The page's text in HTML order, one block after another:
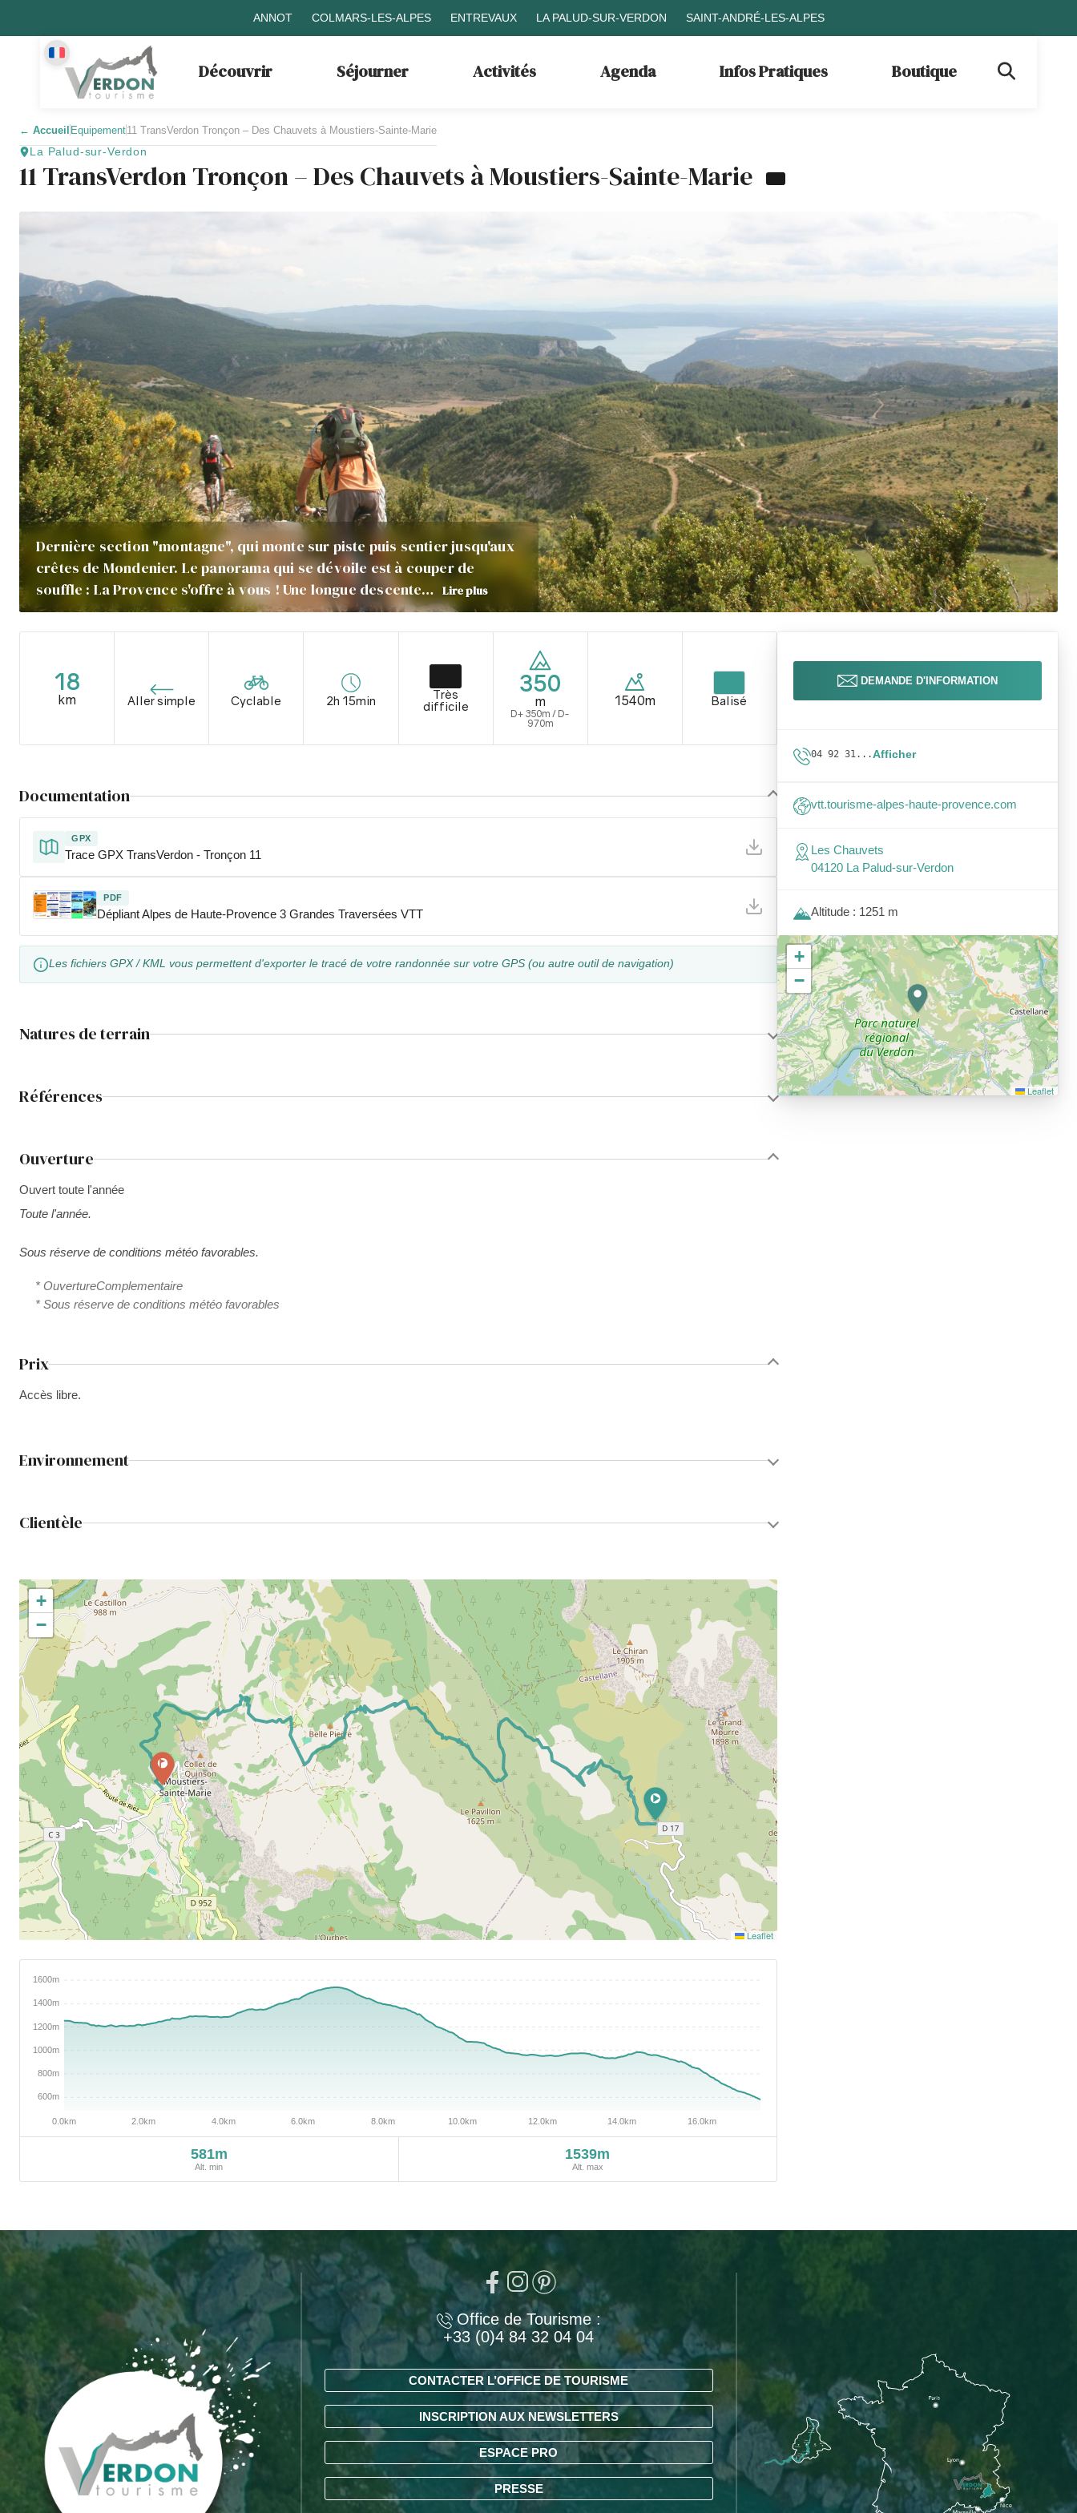
ANNOT COLMARS-LES-ALPES ENTREVAUX LA PALUD-SUR-VERDON SAINT-ANDRÉ-LES-ALPES
Découvrir Séjourner Activités Agenda Infos Pratiques Boutique
← Accueil Equipement11 TransVerdon Tronçon – Des Chauvets à Moustiers-Sainte-Marie
La Palud-sur-Verdon
11 TransVerdon Tronçon – Des Chauvets à Moustiers-Sainte-Marie
Dernière section "montagne", qui monte sur piste puis sentier jusqu'aux
crêtes de Mondenier. Le panorama qui se dévoile est à couper de
souffle : La Provence s'offre à vous ! Une longue descente… Lire plus
18
km Aller simple Cyclable 2h 15min
Très
difficile
350
m
D+ 350m / D-
970m
1540m Balisé
Documentation
GPX
Trace GPX TransVerdon - Tronçon 11
PDF
Dépliant Alpes de Haute-Provence 3 Grandes Traversées VTT
Les fichiers GPX / KML vous permettent d'exporter le tracé de votre randonnée sur votre GPS (ou autre outil de navigation)
Natures de terrain
Références
Ouverture
Ouvert toute l'année
Toute l'année.
Sous réserve de conditions météo favorables.
* OuvertureComplementaire
* Sous réserve de conditions météo favorables
Prix
Accès libre.
Environnement
Clientèle
+
−
Leaflet
581m
Alt. min
1539m
Alt. max
DEMANDE D'INFORMATION
04 92 31...Afficher
vtt.tourisme-alpes-haute-provence.com
Les Chauvets
04120 La Palud-sur-Verdon
Altitude : 1251 m
+
−
Leaflet
Office de Tourisme :
+33 (0)4 84 32 04 04
CONTACTER L’OFFICE DE TOURISME
INSCRIPTION AUX NEWSLETTERS
ESPACE PRO
PRESSE